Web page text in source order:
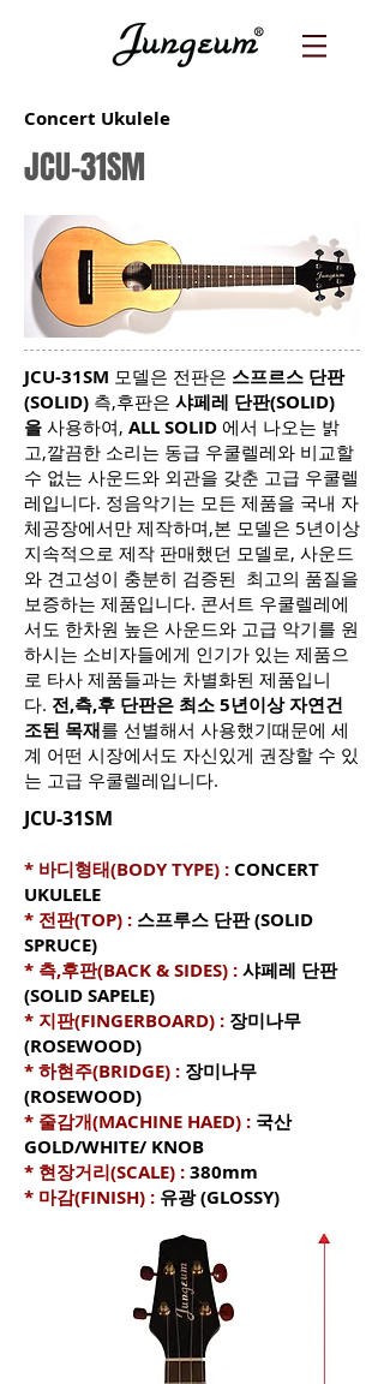
Concert Ukulele
JCU-31SM
JCU-31SM 모델은 전판은 스프르스 단판
(SOLID) 측,후판은 샤페레 단판(SOLID)
을 사용하여, ALL SOLID 에서 나오는 밝
고,깔끔한 소리는 동급 우쿨렐레와 비교할
수 없는 사운드와 외관을 갖춘 고급 우쿨렐
레입니다. 정음악기는 모든 제품을 국내 자
체공장에서만 제작하며,본 모델은 5년이상
지속적으로 제작 판매했던 모델로, 사운드
와 견고성이 충분히 검증된 최고의 품질을
보증하는 제품입니다. 콘서트 우쿨렐레에
서도 한차원 높은 사운드와 고급 악기를 원
하시는 소비자들에게 인기가 있는 제품으
로 타사 제품들과는 차별화된 제품입니
다. 전,측,후 단판은 최소 5년이상 자연건
조된 목재를 선별해서 사용했기때문에 세
계 어떤 시장에서도 자신있게 권장할 수 있
는 고급 우쿨렐레입니다.
JCU-31SM
* 바디형태(BODY TYPE) :CONCERT
UKULELE
* 전판(TOP) : 스프루스 단판 (SOLID
SPRUCE)
* 측,후판(BACK & SIDES) :샤페레 단판
(SOLIDSAPELE)
* 지판(FINGERBOARD) : 장미나무
(ROSEWOOD)
* 하현주(BRIDGE) : 장미나무
(ROSEWOOD)
* 줄감개(MACHINE HAED) : 국산
GOLD/WHITE/ KNOB
* 현장거리(SCALE) :380mm
* 마감(FINISH) : 유광 (GLOSSY)